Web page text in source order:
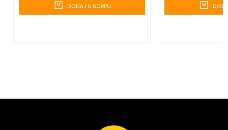
DODAJ U KORPU